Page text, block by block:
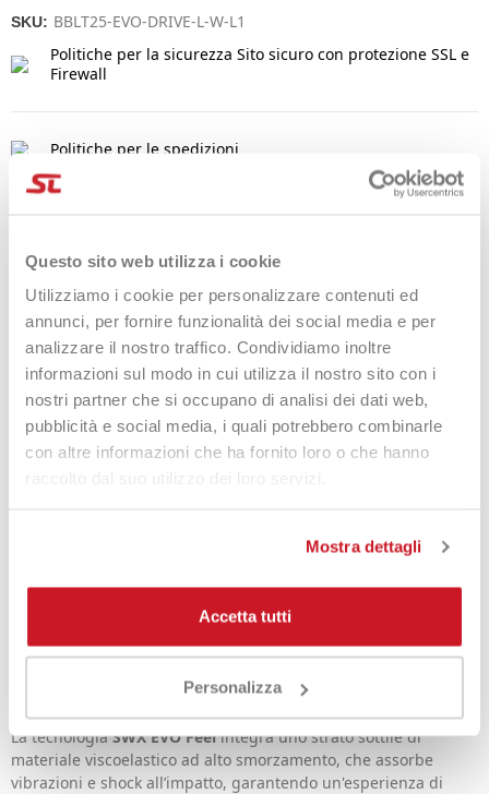
Questo sito web utilizza i cookie
Utilizziamo i cookie per personalizzare contenuti ed
annunci, per fornire funzionalità dei social media e per
analizzare il nostro traffico. Condividiamo inoltre
informazioni sul modo in cui utilizza il nostro sito con i
nostri partner che si occupano di analisi dei dati web,
pubblicità e social media, i quali potrebbero combinarle
con altre informazioni che ha fornito loro o che hanno
raccolto dal suo utilizzo dei loro servizi.
Mostra dettagli
Accetta tutti
Personalizza
SKU: BBLT25-EVO-DRIVE-L-W-L1
Politiche per la sicurezza Sito sicuro con protezione SSL e
Firewall
Politiche per le spedizioni
DESCRIZIONE
Babolat ha creato la lineaEvoper i tennisti che amano le sfide
e vogliono migliorare le proprie performance.
Che tu stia cercando di divertirti con gli amici o di spingere il
tuo gioco a nuovi livelli, la racchetta Evo Drive Lite Women
l'attrezzo ideale per te.
Con uno schema corde 16x17 e un'ampia dimensione dell'ovale
di 104 pollici quadrati, rappresenta un mix perfetto per
il tuo stile unico sul campo.
La tecnologiaSWX EVO Feelintegra uno strato sottile di
materiale viscoelastico ad alto smorzamento, che assorbe
vibrazioni e shock all’impatto, garantendo un'esperienza di